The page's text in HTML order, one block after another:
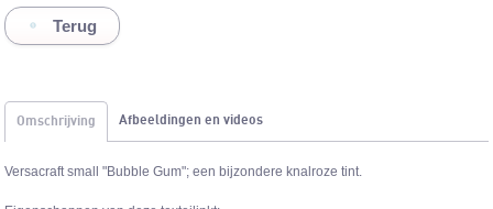
Terug
Omschrijving Afbeeldingen en videos
Versacraft small "Bubble Gum"; een bijzondere knalroze tint.